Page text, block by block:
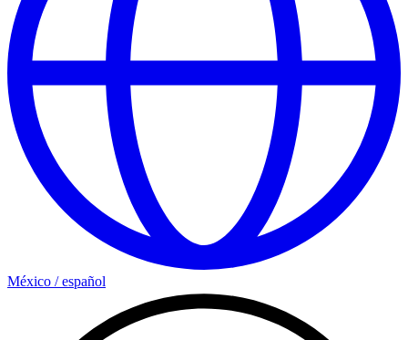
México /español